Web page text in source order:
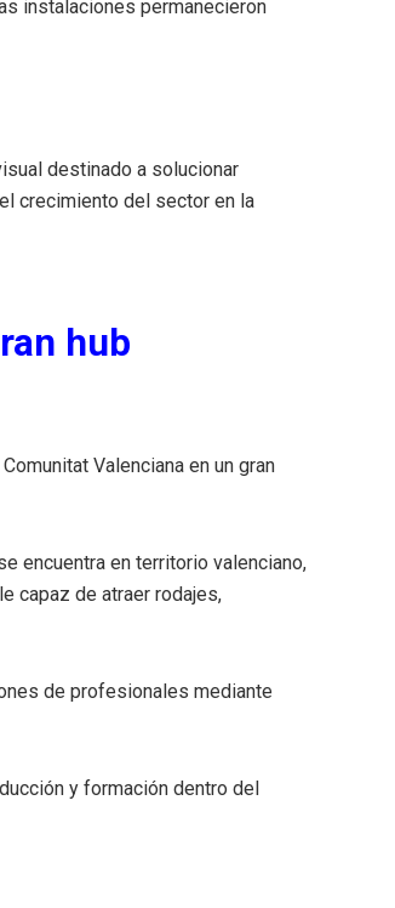
instalaciones permanecieron
destinado a solucionar
crecimiento del sector en la
hub
Valenciana en un gran
encuentra en territorio valenciano,
capaz de atraer rodajes,
de profesionales mediante
y formación dentro del